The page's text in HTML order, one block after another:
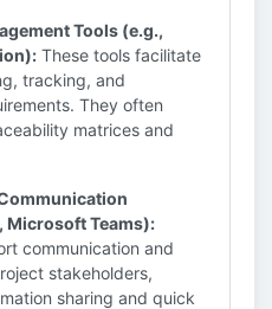
Tools (e.g.,
These tools facilitate
tracking, and
They often
matrices and
Microsoft Teams):
communication and
stakeholders,
sharing and quick